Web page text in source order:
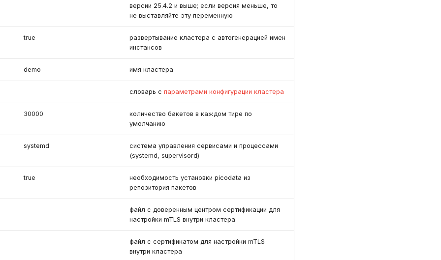
версии 25.4.2 и выше; если версия меньше, то
не выставляйте эту переменную
true
развертывание кластера с автогенерацией имен
инстансов
demo имя кластера
словарь с параметрами конфигурации кластера
30000
количество бакетов в каждом тире по
умолчанию
systemd
система управления сервисами и процессами
(systemd, supervisord)
true
необходимость установки picodata из
репозитория пакетов
файл с доверенным центром сертификации для
настройки mTLS внутри кластера
файл с сертификатом для настройки mTLS
внутри кластера